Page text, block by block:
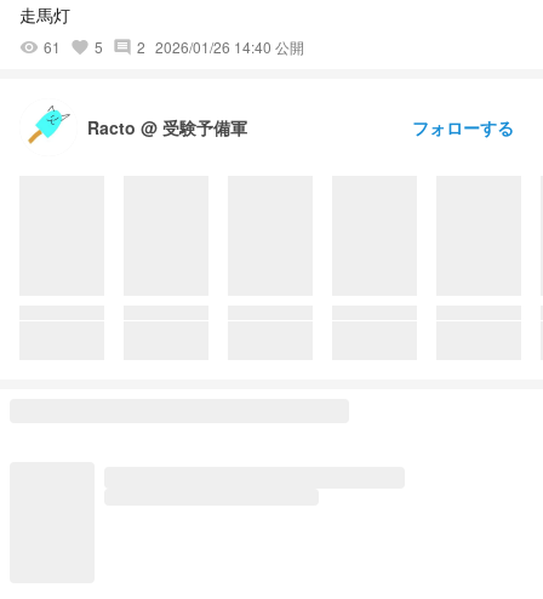
走馬灯
visibility 61 favorite 5 comment 2 2026/01/26 14:40 公開
Racto @ 受験予備軍 フォローする